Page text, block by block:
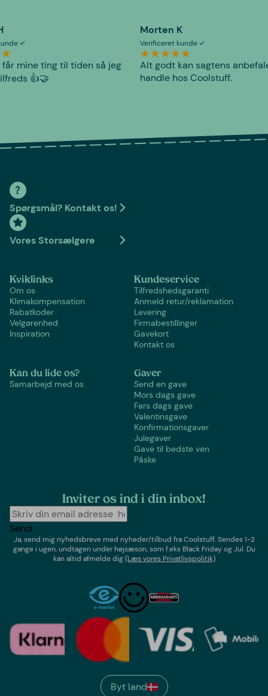
får mine ting til tiden så jeg
👍🤝
Morten K
Verificeret kunde
Alt godt kan sagtens
handle hos Coolstuff.
Spørgsmål? Kontakt os!
Vores Storsælgere
Kviklinks
Om os
Klimakompensation
Rabatkoder
Velgørenhed
Inspiration
Kundeservice
Tilfredshedsgaranti
Anmeld retur/reklamation
Levering
Firmabestillinger
Gavekort
Kontakt os
Kan du lide os?
Samarbejd med os
Gaver
Send en gave
Mors dags gave
Fars dags gave
Valentinsgave
Konfirmationsgaver
Julegaver
Gave til bedste ven
Påske
Inviter os ind i din inbox!
Send
Ja, send mig nyhedsbreve med nyheder/tilbud fraCoolstuff. Sendes 1-2
gange i ugen,undtagen under højsæson, som f.eks Black Friday og Jul. Du
kan altid afmelde dig(Læs vores Privatlivspolitik)
Byt land